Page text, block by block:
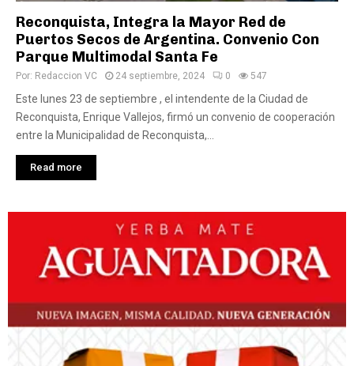
Reconquista, Integra la Mayor Red de
Puertos Secos de Argentina. Convenio Con
Parque Multimodal Santa Fe
Por: Redaccion VC 24 septiembre, 2024 0 547
Este lunes 23 de septiembre , el intendente de la Ciudad de
Reconquista, Enrique Vallejos, firmó un convenio de cooperación
entre la Municipalidad de Reconquista,...
Read more